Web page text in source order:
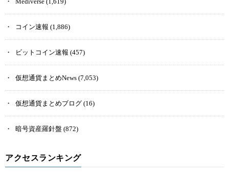
コイン速報 (1,886)
ビットコイン速報 (457)
仮想通貨まとめNews (7,053)
仮想通貨まとめブログ (16)
暗号資産羅針盤 (872)
アクセスランキング